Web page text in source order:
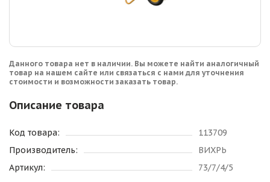
Данного товара нет в наличии. Вы можете найти аналогичный
товар на нашем сайте или связаться с нами для уточнения
стоимости и возможности заказать товар.
Описание товара
Код товара:
113709
Производитель:
ВИХРЬ
Артикул:
73/7/4/5